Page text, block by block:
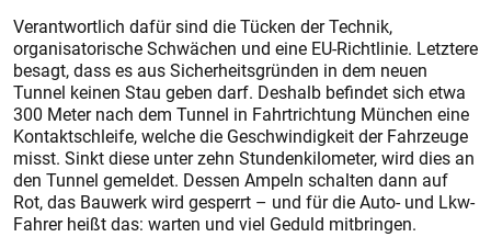
Verantwortlich dafür sind die Tücken der Technik,
organisatorische Schwächen und eine EU-Richtlinie. Letztere
besagt, dass es aus Sicherheitsgründen in dem neuen
Tunnel keinen Stau geben darf. Deshalb befindet sich etwa
300 Meter nach dem Tunnel in Fahrtrichtung München eine
Kontaktschleife, welche die Geschwindigkeit der Fahrzeuge
misst. Sinkt diese unter zehn Stundenkilometer, wird dies an
den Tunnel gemeldet. Dessen Ampeln schalten dann auf
Rot, das Bauwerk wird gesperrt – und für die Auto- und Lkw-
Fahrer heißt das: warten und viel Geduld mitbringen.